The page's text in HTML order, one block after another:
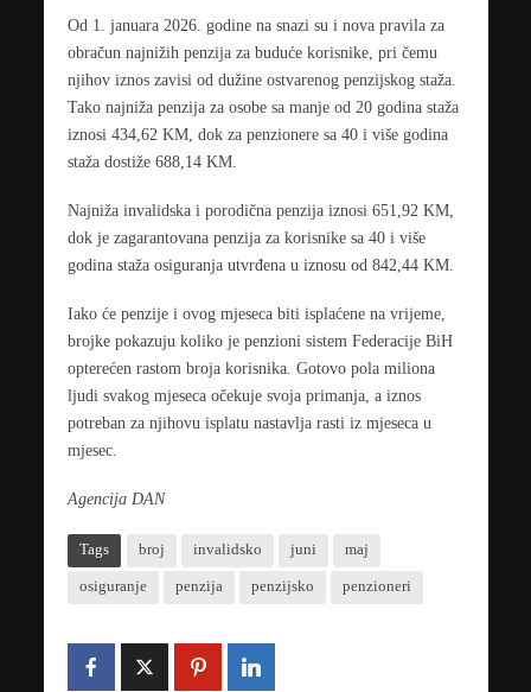
Od 1. januara 2026. godine na snazi su i nova pravila za
obračun najnižih penzija za buduće korisnike, pri čemu
njihov iznos zavisi od dužine ostvarenog penzijskog staža.
Tako najniža penzija za osobe sa manje od 20 godina staža
iznosi 434,62 KM, dok za penzionere sa 40 i više godina
staža dostiže 688,14 KM.
Najniža invalidska i porodična penzija iznosi 651,92 KM,
dok je zagarantovana penzija za korisnike sa 40 i više
godina staža osiguranja utvrđena u iznosu od 842,44 KM.
Iako će penzije i ovog mjeseca biti isplaćene na vrijeme,
brojke pokazuju koliko je penzioni sistem Federacije BiH
opterećen rastom broja korisnika. Gotovo pola miliona
ljudi svakog mjeseca očekuje svoja primanja, a iznos
potreban za njihovu isplatu nastavlja rasti iz mjeseca u
mjesec.
Agencija DAN
Tags broj invalidsko juni maj
osiguranje penzija penzijsko penzioneri